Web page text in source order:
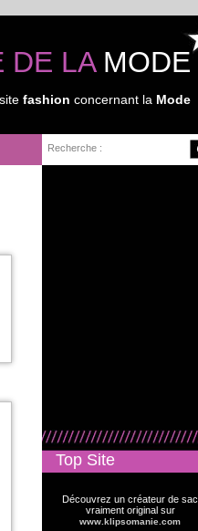
DE LA MODE
fashion concernant la Mode
Recherche :
Top Site
Découvrez un créateur de sac
vraiment original sur
www.klipsomanie.com